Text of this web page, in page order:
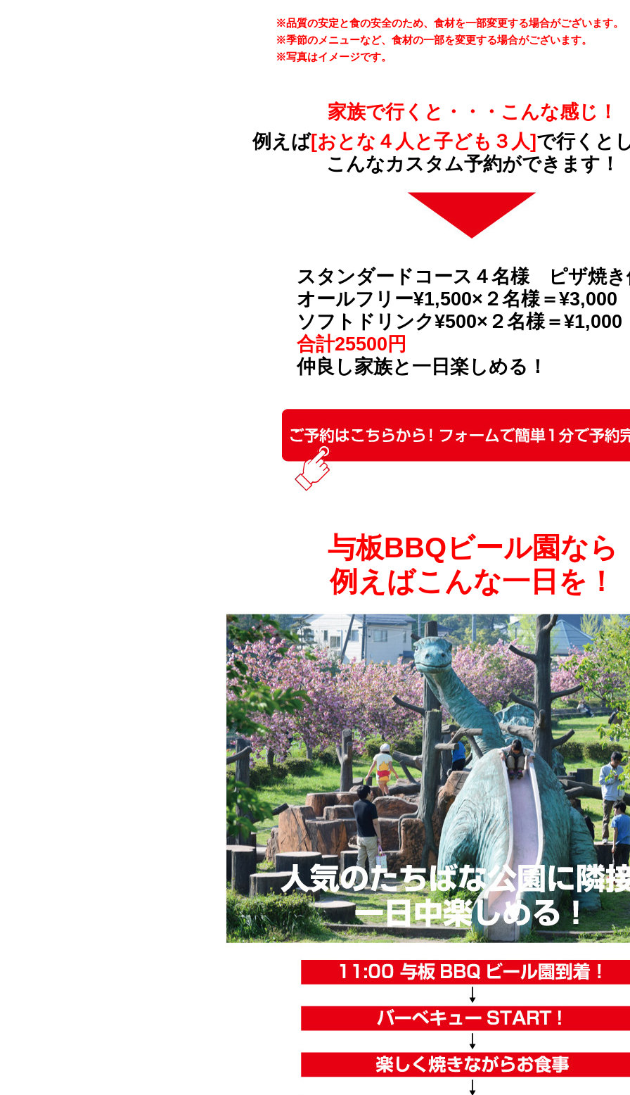
※品質の安定と食の安全のため、食材を一部変更する場合がございます。
※季節のメニューなど、食材の一部を変更する場合がございます。
※写真はイメージです。
家族で行くと・・・こんな感じ！
例えば[おとな４人と子ども３人] で行くと
こんなカスタム予約ができます！
スタンダードコース４名様 ピザ焼き
オールフリー¥1,500×２名様＝¥3,000
ソフトドリンク¥500×２名様＝¥1,000
合計25500円
仲良し家族と一日楽しめる！
与板BBQビール園なら
例えばこんな一日を！